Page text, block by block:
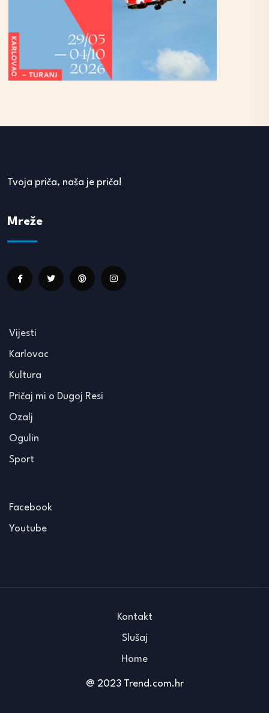
Tvoja priča, naša je priča!
Mreže
Vijesti
Karlovac
Kultura
Pričaj mi o Dugoj Resi
Ozalj
Ogulin
Sport
Facebook
Youtube
@ 2023 Trend.com.hr
Kontakt
Slušaj
Home